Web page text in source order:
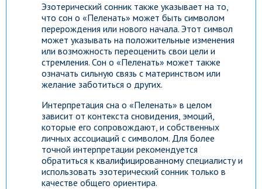
Эзотерический сонник также указывает на то,
что сон о «Пеленать» может быть символом
перерождения или нового начала. Этот символ
может указывать на положительные изменения
или возможность переоценить свои цели и
стремления. Сон о «Пеленать» может также
означать сильную связь с материнством или
желание заботиться о других.
Интерпретация сна о «Пеленать» в целом
зависит от контекста сновидения, эмоций,
которые его сопровождают, и собственных
личных ассоциаций с символом. Для более
точной интерпретации рекомендуется
обратиться к квалифицированному специалисту и
использовать эзотерический сонник только в
качестве общего ориентира.